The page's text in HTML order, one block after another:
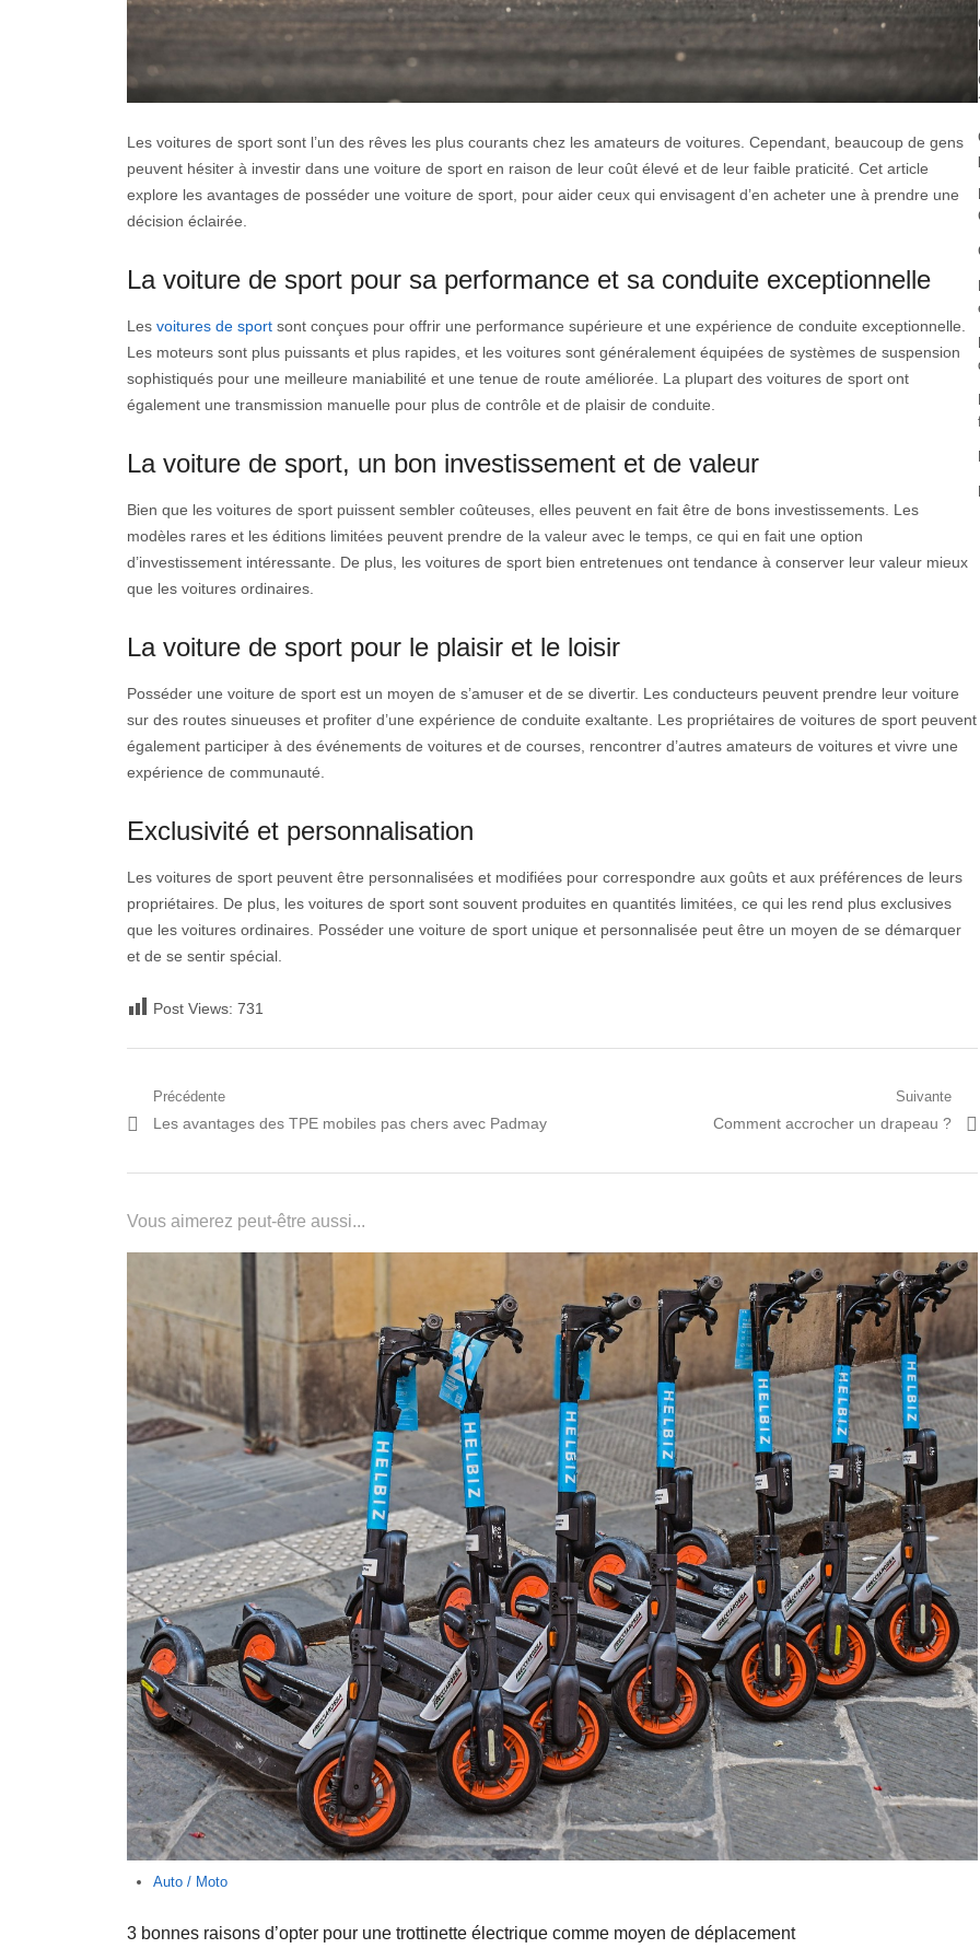
Les voitures de sport sont l’un des rêves les plus courants chez les amateurs de voitures. Cependant, beaucoup de gens
peuvent hésiter à investir dans une voiture de sport en raison de leur coût élevé et de leur faible praticité. Cet article
explore les avantages de posséder une voiture de sport, pour aider ceux qui envisagent d’en acheter une à prendre une
décision éclairée.
La voiture de sport pour sa performance et sa conduite exceptionnelle
Les voitures de sport sont conçues pour offrir une performance supérieure et une expérience de conduite exceptionnelle.
Les moteurs sont plus puissants et plus rapides, et les voitures sont généralement équipées de systèmes de suspension
sophistiqués pour une meilleure maniabilité et une tenue de route améliorée. La plupart des voitures de sport ont
également une transmission manuelle pour plus de contrôle et de plaisir de conduite.
La voiture de sport, un bon investissement et de valeur
Bien que les voitures de sport puissent sembler coûteuses, elles peuvent en fait être de bons investissements. Les
modèles rares et les éditions limitées peuvent prendre de la valeur avec le temps, ce qui en fait une option
d’investissement intéressante. De plus, les voitures de sport bien entretenues ont tendance à conserver leur valeur mieux
que les voitures ordinaires.
La voiture de sport pour le plaisir et le loisir
Posséder une voiture de sport est un moyen de s’amuser et de se divertir. Les conducteurs peuvent prendre leur voiture
sur des routes sinueuses et profiter d’une expérience de conduite exaltante. Les propriétaires de voitures de sport peuvent
également participer à des événements de voitures et de courses, rencontrer d’autres amateurs de voitures et vivre une
expérience de communauté.
Exclusivité et personnalisation
Les voitures de sport peuvent être personnalisées et modifiées pour correspondre aux goûts et aux préférences de leurs
propriétaires. De plus, les voitures de sport sont souvent produites en quantités limitées, ce qui les rend plus exclusives
que les voitures ordinaires. Posséder une voiture de sport unique et personnalisée peut être un moyen de se démarquer
et de se sentir spécial.
Post Views: 731
Navigation
de
l’article
Précédente
Post
Les avantages des TPE mobiles pas chers avec Padmay
Suivante
Prochain
Comment accrocher un drapeau ?
Vous aimerez peut-être aussi...
Auto / Moto
3 bonnes raisons d’opter pour une trottinette électrique comme moyen de déplacement